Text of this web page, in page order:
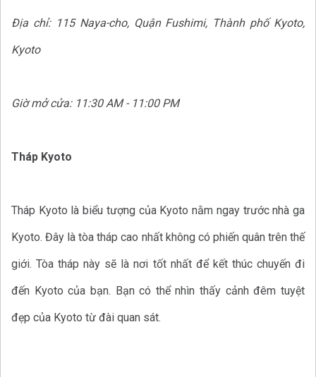
Địa chỉ: 115 Naya-cho, Quận Fushimi, Thành phố Kyoto,
Kyoto
Giờ mở cửa: 11:30 AM - 11:00 PM
Tháp Kyoto
Tháp Kyoto là biểu tượng của Kyoto nằm ngay trước nhà ga
Kyoto. Đây là tòa tháp cao nhất không có phiến quân trên thế
giới. Tòa tháp này sẽ là nơi tốt nhất để kết thúc chuyến đi
đến Kyoto của bạn. Bạn có thể nhìn thấy cảnh đêm tuyệt
đẹp của Kyoto từ đài quan sát.